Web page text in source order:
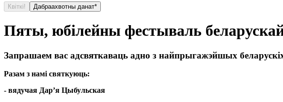
Квіткі! Дабраахвотны данат*
Пяты, юбілейны фестываль
Запрашаем вас адсвяткаваць адно з найпрыгажэйшых
Разам з намі святкуюць:
- вядучая Дар’я Цыбульская